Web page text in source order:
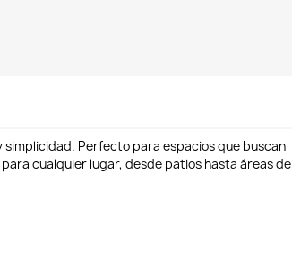
simplicidad. Perfecto para espacios que buscan
cualquier lugar, desde patios hasta áreas de